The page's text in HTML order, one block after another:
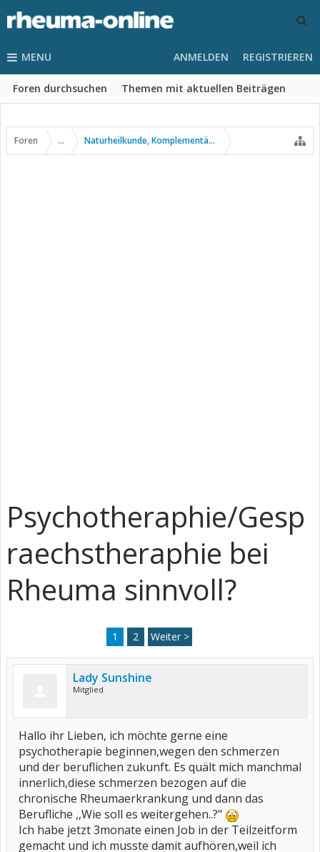
MENU
Foren durchsuchen Themen mit aktuellen Beiträgen
ANMELDEN REGISTRIEREN
Foren ... Naturheilkunde, Komplementär- u. Alternativmedizin
Psychotheraphie/Gesp
raechstheraphie bei
Rheuma sinnvoll?
1 2 Weiter >
Lady Sunshine
Mitglied
Hallo ihr Lieben, ich möchte gerne eine
psychotherapie beginnen,wegen den schmerzen
und der beruflichen zukunft. Es quält mich manchmal
innerlich,diese schmerzen bezogen auf die
chronische Rheumaerkrankung und dann das
Berufliche ,,Wie soll es weitergehen..?"
Ich habe jetzt 3monate einen Job in der Teilzeitform
gemacht und ich musste damit aufhören,weil ich